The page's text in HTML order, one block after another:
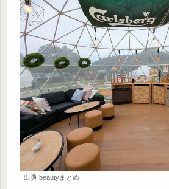
出典:beautyまとめ